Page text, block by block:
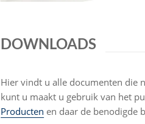
DOWNLOADS
Hier vindt u alle documenten die
kunt u maakt u gebruik van het
Producten en daar de benodigde